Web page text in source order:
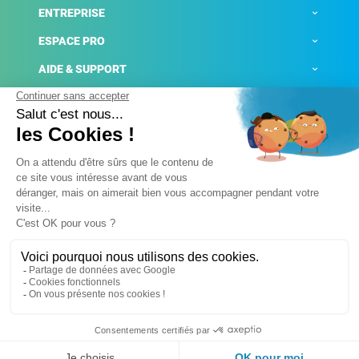
ENTREPRISE
ESPACE PRO
AIDE & SUPPORT
ACTUALITÉS
Mentions légales
Conditions générales de ventes
Plateforme de signalement